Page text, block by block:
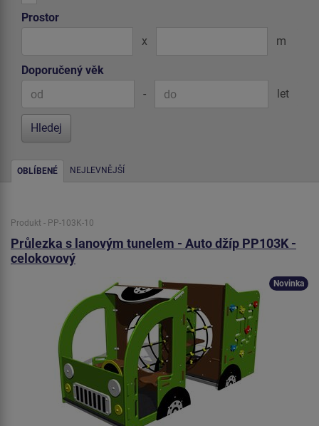
Prostor
x
m
Doporučený věk
-
let
OBLÍBENÉ NEJLEVNĚJŠÍ
Produkt - PP-103K-10
Průlezka s lanovým tunelem - Auto džíp PP103K -
celokovový
Novinka